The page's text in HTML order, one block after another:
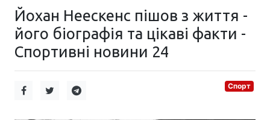
Йохан Неескенс пішов з життя -
його біографія та цікаві факти -
Спортивні новини 24
Спорт